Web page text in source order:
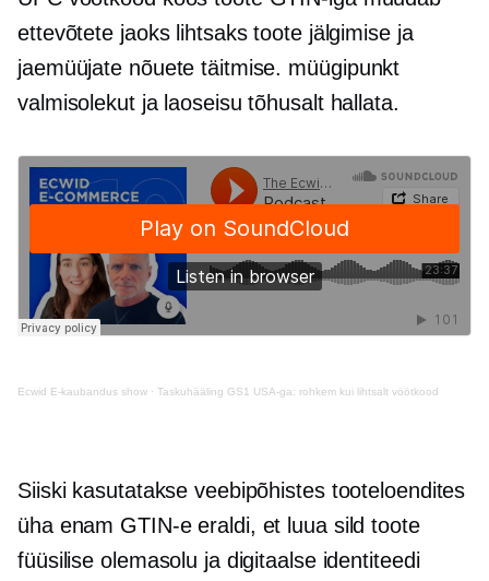
ettevõtete jaoks lihtsaks toote jälgimise ja
jaemüüjate nõuete täitmise. müügipunkt
valmisolekut ja laoseisu tõhusalt hallata.
Ecwid E-kaubandus show · Taskuhääling GS1 USA-ga: rohkem kui lihtsalt vöötkood
Siiski kasutatakse veebipõhistes tooteloendites
üha enam GTIN-e eraldi, et luua sild toote
füüsilise olemasolu ja digitaalse identiteedi